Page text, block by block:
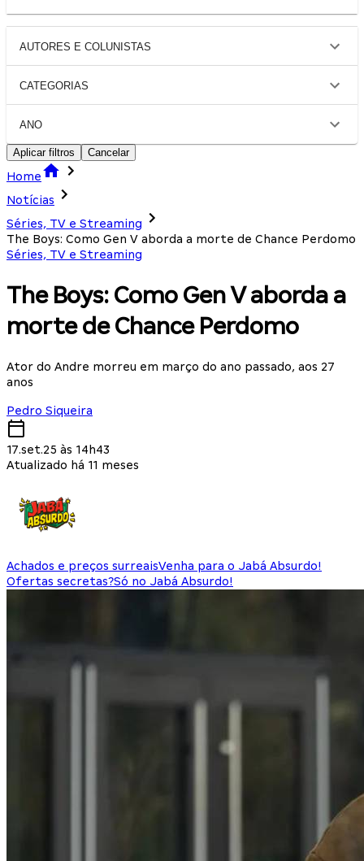
AUTORES E COLUNISTAS
CATEGORIAS
ANO
Aplicar filtros Cancelar
Home
Notícias
Séries, TV e Streaming
The Boys: Como Gen V aborda a morte de Chance Perdomo
Séries, TV e Streaming
The Boys: Como Gen V aborda a
morte de Chance Perdomo
Ator do Andre morreu em março do ano passado, aos 27
anos
Pedro Siqueira
17.set.25 às 14h43
Atualizado há 11 meses
Achados e preços surreaisVenha para o Jabá Absurdo!
Ofertas secretas?Só no Jabá Absurdo!